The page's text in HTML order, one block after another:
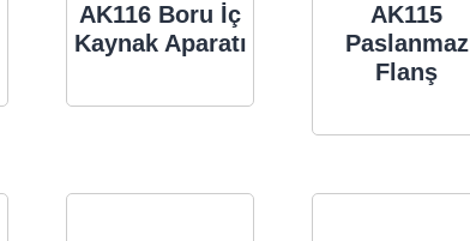
AK116 Boru İç
Kaynak Aparatı
AK115
Paslanmaz
Flanş